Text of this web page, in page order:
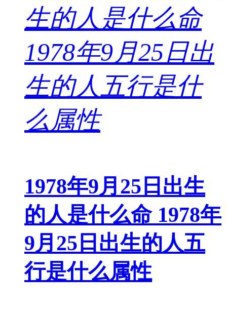
1978年9月25日出生
的人是什么命 1978年
9月25日出生的人五
行是什么属性